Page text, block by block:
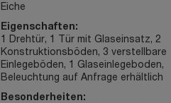
Eiche
Eigenschaften:
1 Drehtür, 1 Tür mit Glaseinsatz, 2
Konstruktionsböden, 3 verstellbare
Einlegeböden, 1 Glaseinlegeboden,
Beleuchtung auf Anfrage erhältlich
Besonderheiten: